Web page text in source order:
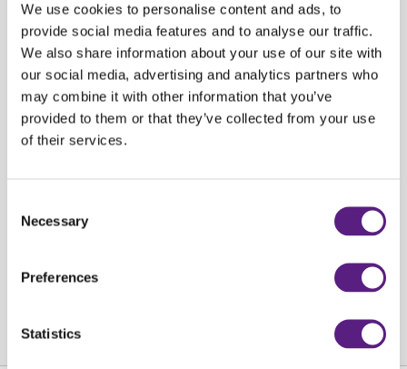
We use cookies to personalise content and ads, to
provide social media features and to analyse our traffic.
We also share information about your use of our site with
our social media, advertising and analytics partners who
may combine it with other information that you’ve
provided to them or that they’ve collected from your use
of their services.
Selection
Necessary
Preferences
Statistics
dio tima pokrovitelja i partnera koji će Zagreb još jednom učiniti
nezaobilaznim i zasigurno najatraktivnijim mjestom održavanja utrka
Svjetskog kupa. “Ponosni smo na činjenicu da Carwiz može dati svoj
doprinos utrci koja je godinama predmet hvale svih posjetitelja, a
posebno najboljih svjetskih slalomašica i slalomaša. Naša uloga i suradnja
s Kraljicom će zasigurno postati dugoročna jer nam je kao trenutno
najbrže rastućoj rent a car kući u Hrvatskoj u interesu partnerski se vezati
moćemo reći da smo počašćeni što svojim malim doprinosom dajemo obol